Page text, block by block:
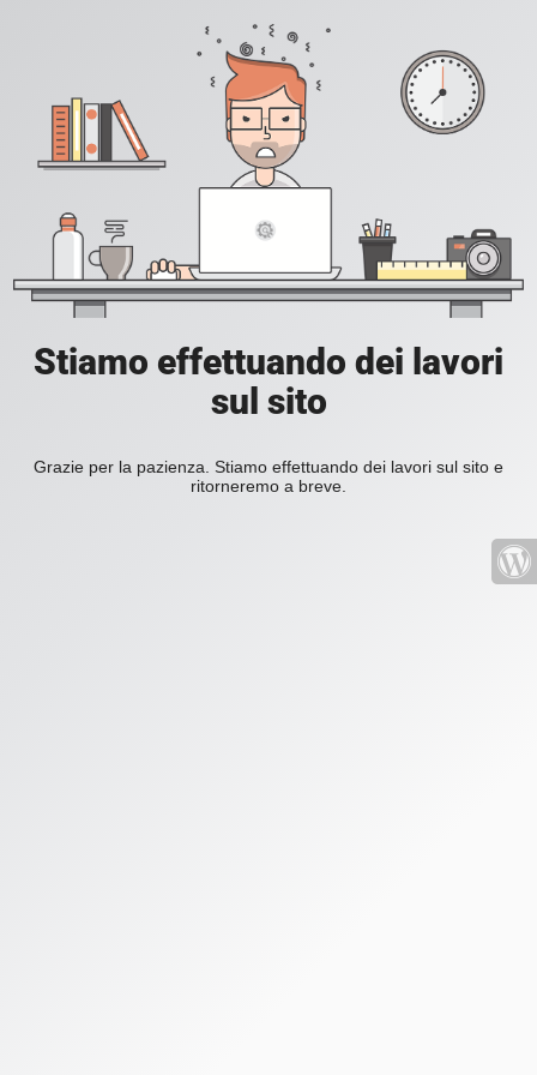
Stiamo effettuando dei lavori
sul sito
Grazie per la pazienza. Stiamo effettuando dei lavori sul sito e
ritorneremo a breve.